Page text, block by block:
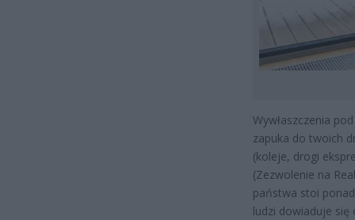
Wywłaszczenia
zapuka do twoich
(koleje, drogi
(Zezwolenie na
państwa stoi
ludzi dowiaduje się